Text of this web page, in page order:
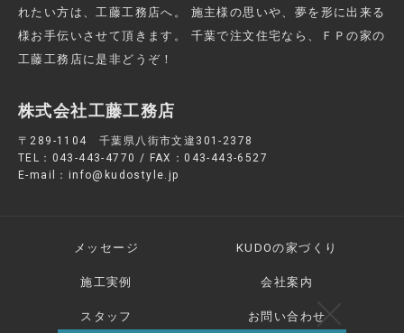
れたい方は、工藤工務店へ。
施主様の思いや、夢を形に出来る
様お手伝いさせて頂きます。
千葉で注文住宅なら、ＦＰの家の
工藤工務店に是非どうぞ！
株式会社工藤工務店
〒289-1104 千葉県八街市文違301-2378
TEL：043-443-4770 / FAX：043-443-6527
E-mail：info@kudostyle.jp
メッセージ KUDOの家づくり
施工実例 会社案内
スタッフ お問い合わせ